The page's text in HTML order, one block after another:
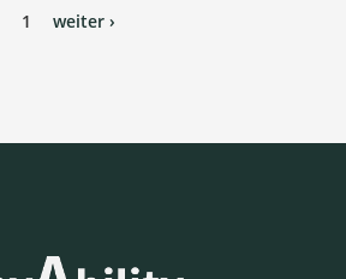
1 weiter ›